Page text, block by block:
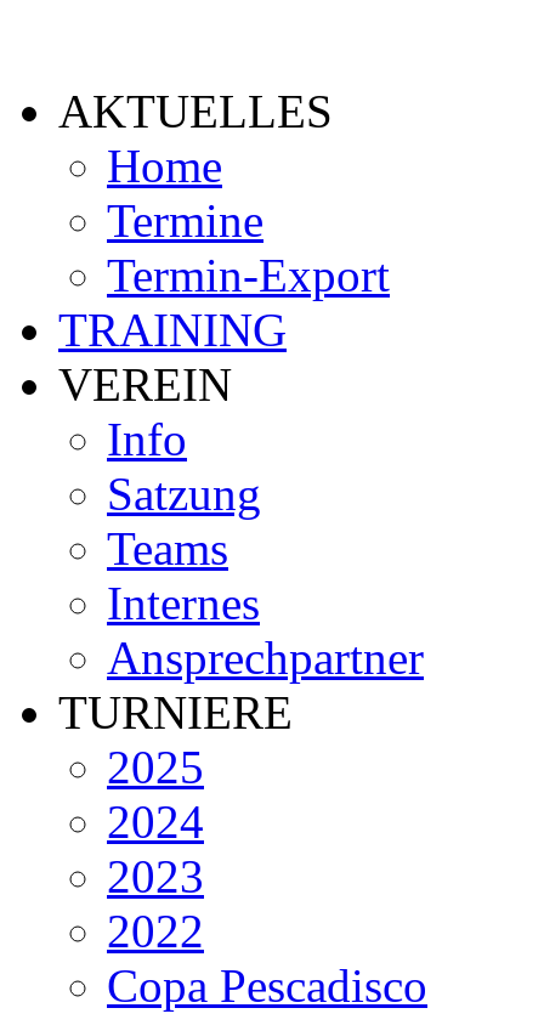
AKTUELLES
Home
Termine
Termin-Export
TRAINING
VEREIN
Info
Satzung
Teams
Internes
Ansprechpartner
TURNIERE
2025
2024
2023
2022
Copa Pescadisco